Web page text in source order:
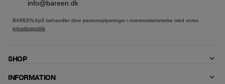
info@bareen.dk
BAREEN ApS behandler dine personoplysninger i overensstemmelse med vores
privatlivspolitik
SHOP
INFORMATION